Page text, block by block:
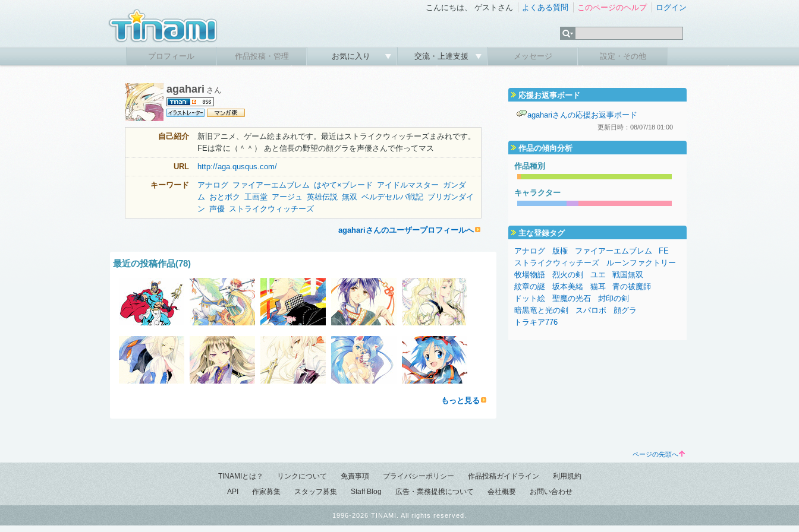
こんにちは、 ゲストさん よくある質問 このページのヘルプ ログイン
プロフィール 作品投稿・管理 お気に入り 交流・上達支援 メッセージ 設定・その他
agahari さん
自己紹介
新旧アニメ、ゲーム絵まみれです。最近はストライクウィッチーズまみれです。
FEは常に（＾＾） あと信長の野望の顔グラを声優さんで作ってマス
URL http://aga.qusqus.com/
キーワード アナログ ファイアーエムブレム はやて×ブレード アイドルマスター ガンダ
ム おとボク 工画堂 アージュ 英雄伝説 無双 ベルデセルバ戦記 ブリガンダイ
ン 声優 ストライクウィッチーズ
agahariさんのユーザープロフィールへ
最近の投稿作品(78)
もっと見る
応援お返事ボード
agahariさんの応援お返事ボード
更新日時：08/07/18 01:00
作品の傾向分析
作品種別
キャラクター
主な登録タグ
アナログ
版権 ファイアーエムブレム
FE
ストライクウィッチーズ
ルーンファクトリー
牧場物語
烈火の剣 ユエ
戦国無双
紋章の謎
坂本美緒 猫耳
青の祓魔師
ドット絵
聖魔の光石
封印の剣
暗黒竜と光の剣
スパロボ
顔グラ
トラキア776
ページの先頭へ
TINAMIとは？ リンクについて 免責事項 プライバシーポリシー 作品投稿ガイドライン
利用規約
API
作家募集 スタッフ募集 Staff Blog 広告・業務提携について 会社概要 お問い合わせ
1996-2026 TINAMI. All rights reserved.